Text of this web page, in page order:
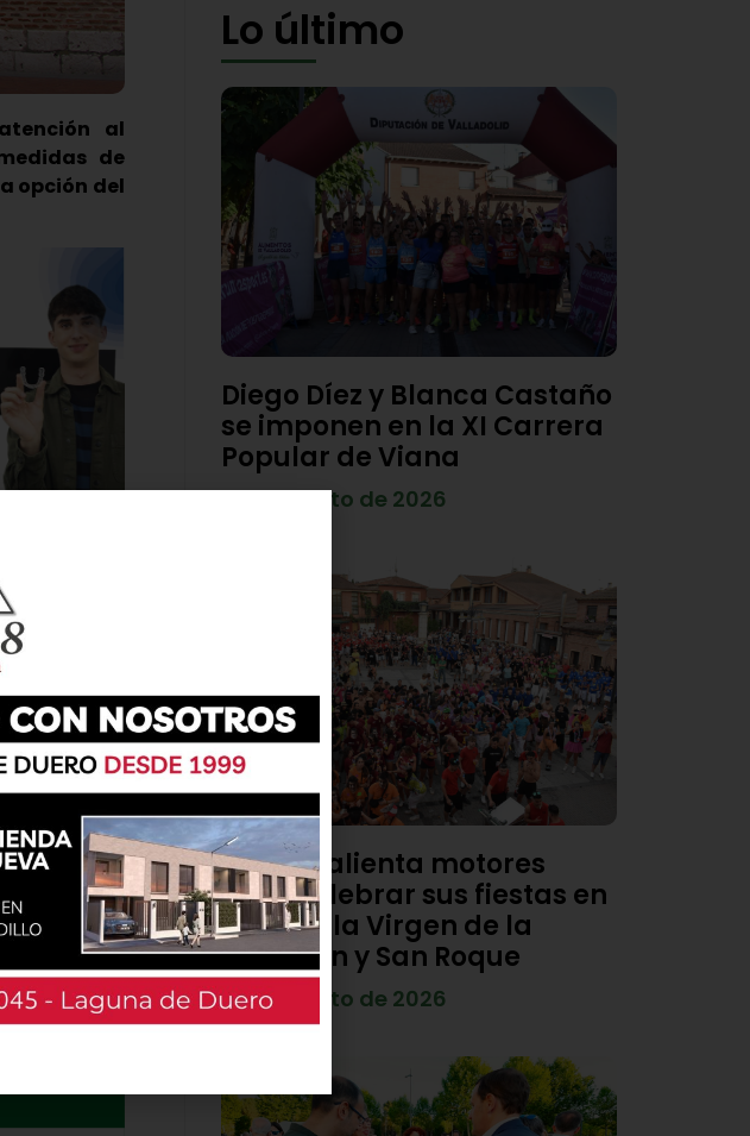
al
de
opción del
el
las
para
hacer sus
todas las
pandemia, y
para
puestos de
conserjes
de geles,
la intranet
con las
Lo último
Diego Díez y Blanca Castaño
se imponen en la XI Carrera
Popular de Viana
4 de agosto de 2026
Viana calienta motores
para celebrar sus fiestas en
honor a la Virgen de la
Asunción y San Roque
4 de agosto de 2026